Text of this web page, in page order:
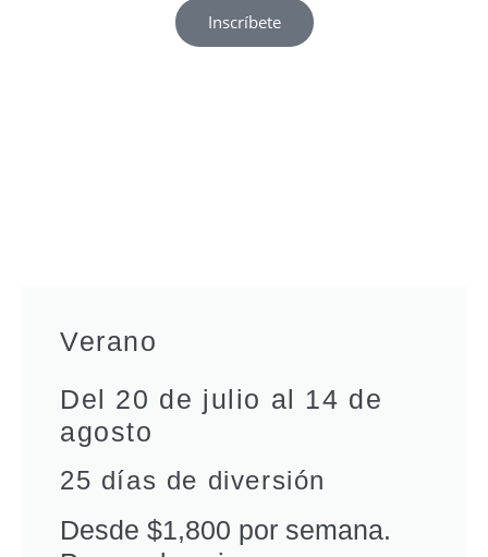
Inscríbete
Verano
Del 20 de julio al 14 de
agosto
25 días de diversión
Desde $1,800 por semana.